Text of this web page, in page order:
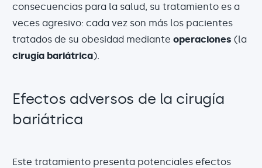
consecuencias para la salud, su tratamiento es a
veces agresivo: cada vez son más los pacientes
tratados de su obesidad mediante operaciones (la
cirugía bariátrica).
Efectos adversos de la cirugía
bariátrica
Este tratamiento presenta potenciales efectos